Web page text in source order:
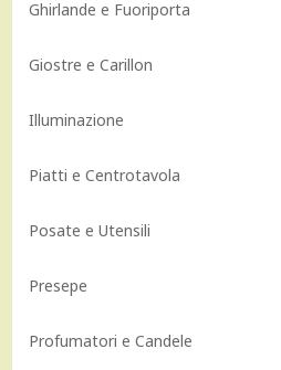
Ghirlande e Fuoriporta
Giostre e Carillon
Illuminazione
Piatti e Centrotavola
Posate e Utensili
Presepe
Profumatori e Candele